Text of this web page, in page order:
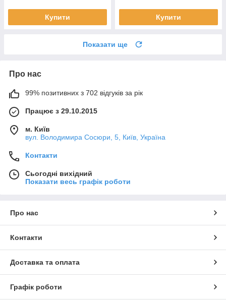
Купити Купити
Показати ще
Про нас
99% позитивних з 702 відгуків за рік
Працює з 29.10.2015
м. Київ
вул. Володимира Сосюри, 5, Київ, Україна
Контакти
Сьогодні вихідний
Показати весь графік роботи
Про нас
Контакти
Доставка та оплата
Графік роботи